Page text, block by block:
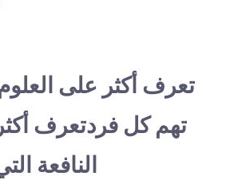
تعرف أكثر على العلوم
تهم كل فردتعرف
النافعة